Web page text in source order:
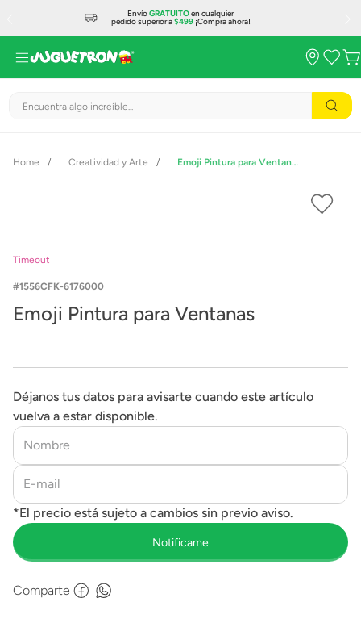
EnvíoGRATUITOen cualquier
pedido superior a$499¡Compra ahora!
Encuentra algo increíble...
Creatividad y Arte Emoji Pintura para Ventanas
Timeout
1556CFK-6176000
Emoji Pintura para Ventanas
Déjanos tus datos para avisarte cuando este artículo
vuelva a estar disponible.
Comparte